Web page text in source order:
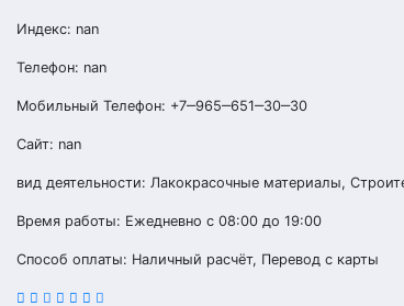
Индекс: nan
Телефон: nan
Мобильный Телефон: +7‒965‒651‒30‒30
Сайт: nan
вид деятельности: Лакокрасочные материалы,
Время работы: Ежедневно с 08:00 до 19:00
Способ оплаты: Наличный расчёт, Перевод с карты